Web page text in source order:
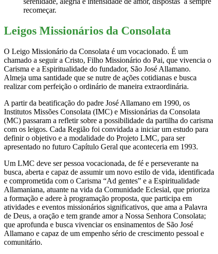
recomeçar.
Leigos Missionários da Consolata
O Leigo Missionário da Consolata é um vocacionado. É um
chamado a seguir a Cristo, Filho Missionário do Pai, que vivencia o
Carisma e a Espiritualidade do fundador, São José Allamano.
Almeja uma santidade que se nutre de ações cotidianas e busca
realizar com perfeição o ordinário de maneira extraordinária.
A partir da beatificação do padre José Allamano em 1990, os
Institutos Missões Consolata (IMC) e Missionárias da Consolata
(MC) passaram a refletir sobre a possibilidade da partilha do carisma
com os leigos. Cada Região foi convidada a iniciar um estudo para
definir o objetivo e a modalidade do Projeto LMC, para ser
apresentado no futuro Capítulo Geral que aconteceria em 1993.
Um LMC deve ser pessoa vocacionada, de fé e perseverante na
busca, aberta e capaz de assumir um novo estilo de vida, identificada
e comprometida com o Carisma “Ad gentes” e a Espiritualidade
Allamaniana, atuante na vida da Comunidade Eclesial, que prioriza
a formação e adere à programação proposta, que participa em
atividades e eventos missionários significativos, que ama a Palavra
de Deus, a oração e tem grande amor a Nossa Senhora Consolata;
que aprofunda e busca vivenciar os ensinamentos de São José
Allamano e capaz de um empenho sério de crescimento pessoal e
comunitário.